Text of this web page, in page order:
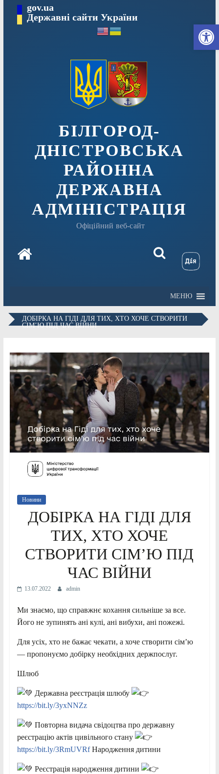
вмісту
gov.ua
Державні сайти України
БІЛГОРОД-
ДНІСТРОВСЬКА
РАЙОННА
ДЕРЖАВНА
АДМІНІСТРАЦІЯ
Офіційний веб-сайт
МЕНЮ
ДОБІРКА НА ГІДІ ДЛЯ ТИХ, ХТО ХОЧЕ СТВОРИТИ
СІМ’Ю ПІД ЧАС ВІЙНИ
Новини
ДОБІРКА НА ГІДІ ДЛЯ
ТИХ, ХТО ХОЧЕ
СТВОРИТИ СІМ’Ю ПІД
ЧАС ВІЙНИ
13.07.2022 admin
Ми знаємо, що справжнє кохання сильніше за все.
Його не зупинять ані кулі, ані вибухи, ані пожежі.
Для усіх, хто не бажає чекати, а хоче створити сім’ю
— пропонуємо добірку необхідних держпослуг.
Шлюб
Державна реєстрація шлюбу
https://bit.ly/3yxNNZz
Повторна видача свідоцтва про державну
реєстрацію актів цивільного стану
https://bit.ly/3RmUVRfНародження дитини
Реєстрація народження дитини